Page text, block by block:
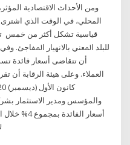
ومن الأحداث الاقتصادية
قياسية تشكل أكثر من خمس
ﻟﻠﺒﻠﺪ ﺍﳌﻌﻨﻲ ﺑﺎﻻﻧﻬﻴﺎﺭ ﺍﳌﻔﺎﺟﺊ.
ﺃﻥ ﺗﺘﻘﺎﺿﻰ ﺃﺳﻌﺎﺭ ﻓﺎﺋﺪﺓ
والمؤسس ومدير الاستثمار
أسعار